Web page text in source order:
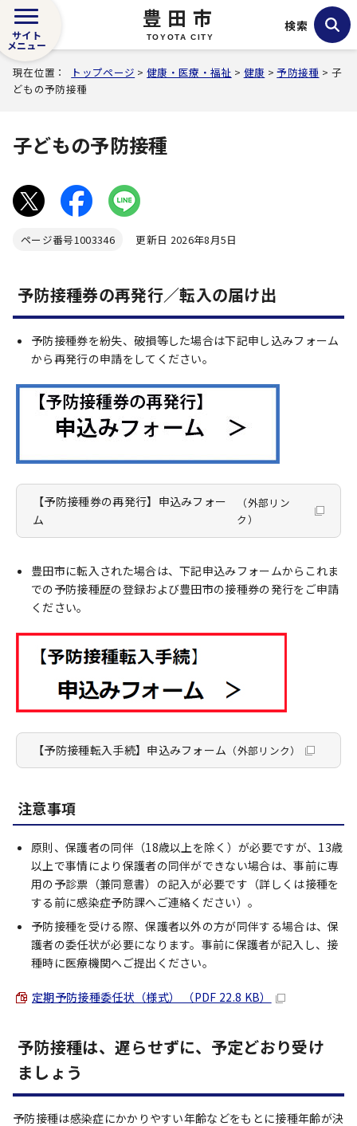
豊田市
TOYOTA CITY
サイト
メニュー
検索
現在位置： トップページ >健康・医療・福祉 > 健康 >予防接種 > 子
どもの予防接種
子どもの予防接種
ページ番号1003346 更新日 2026年8月5日
予防接種券の再発行／転入の届け出
予防接種券を紛失、破損等した場合は下記申し込みフォーム
から再発行の申請をしてください。
【予防接種券の再発行】申込みフォー
ム
（外部リン
ク）
豊田市に転入された場合は、下記申込みフォームからこれま
での予防接種歴の登録および豊田市の接種券の発行をご申請
ください。
【予防接種転入手続】申込みフォーム （外部リンク）
注意事項
原則、保護者の同伴（18歳以上を除く）が必要ですが、13歳
以上で事情により保護者の同伴ができない場合は、事前に専
用の予診票（兼同意書）の記入が必要です（詳しくは接種を
する前に感染症予防課へご連絡ください）。
予防接種を受ける際、保護者以外の方が同伴する場合は、保
護者の委任状が必要になります。事前に保護者が記入し、接
種時に医療機関へご提出ください。
定期予防接種委任状（様式） （PDF 22.8 KB）
予防接種は、遅らせずに、予定どおり受け
ましょう
予防接種は感染症にかかりやすい年齢などをもとに接種年齢が決